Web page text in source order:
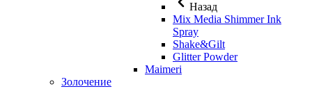
Назад
Mix Media Shimmer Ink
Spray
Shake&Gilt
Glitter Powder
Maimeri
Золочение